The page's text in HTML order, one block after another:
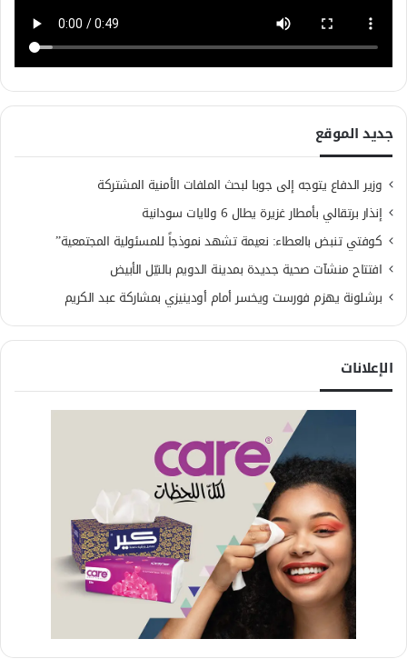
جديد الموقع
وزير الدفاع يتوجه إلى جوبا لبحث الملفات الأمنية المشتركة
إنذار برتقالي بأمطار غزيرة يطال 6 ولايات سودانية
كوفتي تنبض بالعطاء: نعيمة تشهد نموذجاً للمسئولية المجتمعية”
افتتاح منشآت صحية جديدة بمدينة الدويم بالنيّل الأبيض
برشلونة يهزم فورست ويخسر أمام أودينيزي بمشاركة عبد الكريم
الإعلانات